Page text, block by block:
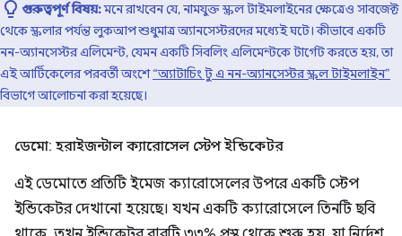
গুরুত্বপূর্ণ বিষয়:মনে রাখবেন যে, নামযুক্ত স্ক্রল টাইমলাইনের ক্ষেত্রেও সাবজেক্ট
থেকে স্ক্রলার পর্যন্ত লুকআপ শুধুমাত্র অ্যানসেস্টরদের মধ্যেই ঘটে। কীভাবে একটি
নন-অ্যানসেস্টর এলিমেন্ট, যেমন একটি সিবলিং এলিমেন্টকে টার্গেট করতে হয়, তা
এই আর্টিকেলের পরবর্তী অংশে“অ্যাটাচিং টু এ নন-অ্যানসেস্টর স্ক্রল টাইমলাইন”
বিভাগে আলোচনা করা হয়েছে।
ডেমো: হরাইজন্টাল ক্যারোসেল স্টেপ ইন্ডিকেটর
এই ডেমোতে প্রতিটি ইমেজ ক্যারোসেলের উপরে একটি স্টেপ
ইন্ডিকেটর দেখানো হয়েছে। যখন একটি ক্যারোসেলে তিনটি ছবি